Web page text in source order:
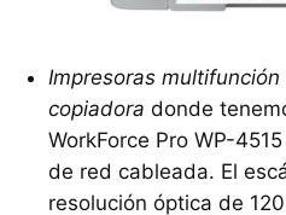
Impresoras
copiadora donde
WorkForce Pro WP-
de red cableada. El
resolución óptica de